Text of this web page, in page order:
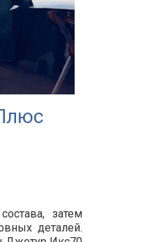
затем
деталей.